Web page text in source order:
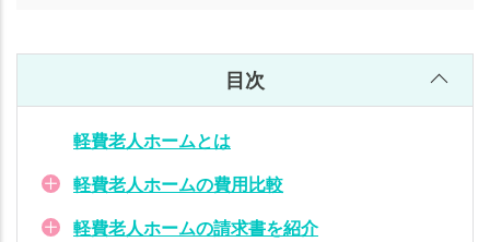
目次
軽費老人ホームとは
軽費老人ホームの費用比較
軽費老人ホームの請求書を紹介
体
談
軽
費
老
人